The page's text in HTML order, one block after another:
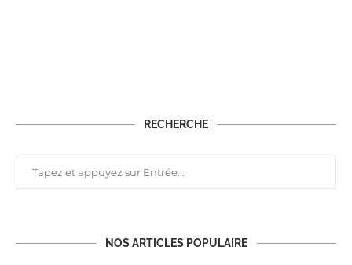
RECHERCHE
NOS ARTICLES POPULAIRE